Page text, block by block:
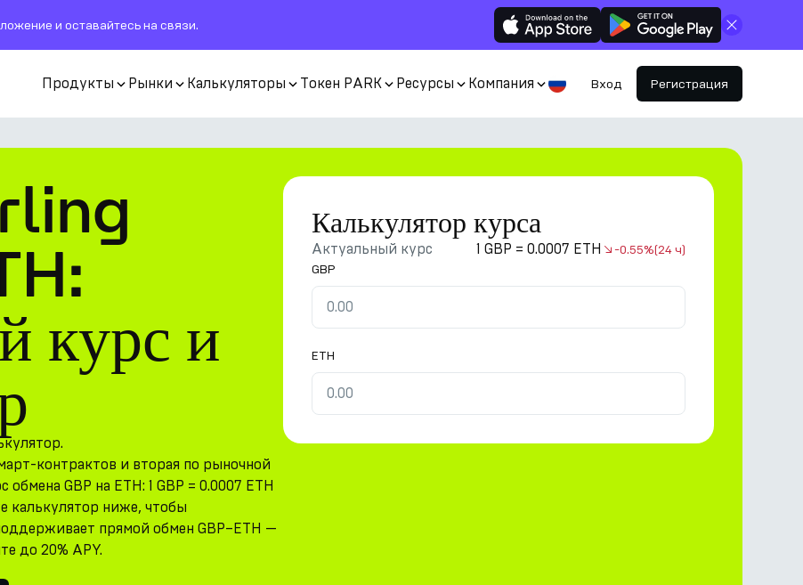
и оставайтесь на связи. Закрыть
Продукты Рынки Калькуляторы Токен PARK Ресурсы Компания Вход Регистрация
курс и
контрактов и вторая по рыночной
GBP на ETH: 1 GBP = 0.0007 ETH
калькулятор ниже, чтобы
прямой обмен GBP–ETH —
до 20% APY.
Калькулятор курса
Актуальный курс 1 GBP = 0.0007 ETH -0.55%(24 ч)
GBP
ETH